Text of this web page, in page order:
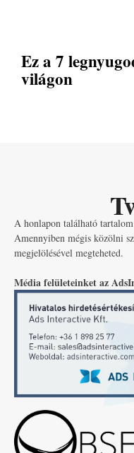
Ez a 7
világon
A honlapon található
Amennyiben mégis közölni
megjelölésével megteheted.
Média felületeinket az